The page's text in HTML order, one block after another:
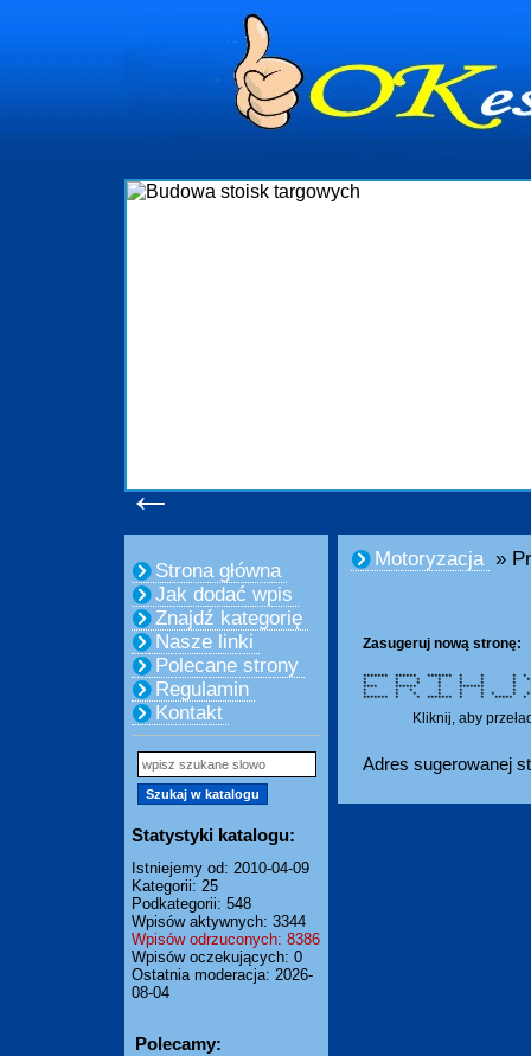
←
Strona główna
Jak dodać wpis
Znajdź kategorię
Nasze linki
Polecane strony
Regulamin
Kontakt
Statystyki katalogu:
Istniejemy od: 2010-04-09
Kategorii: 25
Podkategorii: 548
Wpisów aktywnych: 3344
Wpisów odrzuconych: 8386
Wpisów oczekujących: 0
Ostatnia moderacja: 2026-
08-04
Polecamy:
Motoryzacja »
Zasugeruj nową stronę:
******* ****** ******* * * *
* * * * * * * *
* * * * * * * *
**** ****** * *******
* * * * * * * *
* * * * * * * *
******* * * ******* * *
Kliknij, aby
Adres sugerowanej